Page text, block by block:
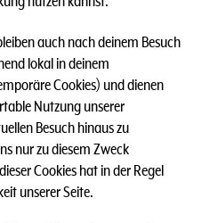
auch nach deinem Besuch
lokal in deinem
Cookies) und dienen
Nutzung unserer
Besuch hinaus zu
nur zu diesem Zweck
Cookies hat in der Regel
unserer Seite.